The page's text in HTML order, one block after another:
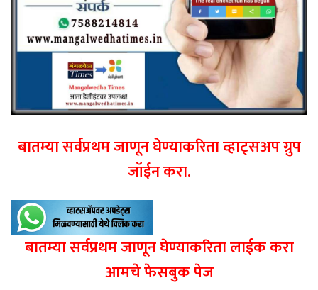
बातम्या सर्वप्रथम जाणून घेण्याकरिता व्हाट्सअप ग्रुप
जॉईन करा.
बातम्या सर्वप्रथम जाणून घेण्याकरिता लाईक करा
आमचे फेसबुक पेज